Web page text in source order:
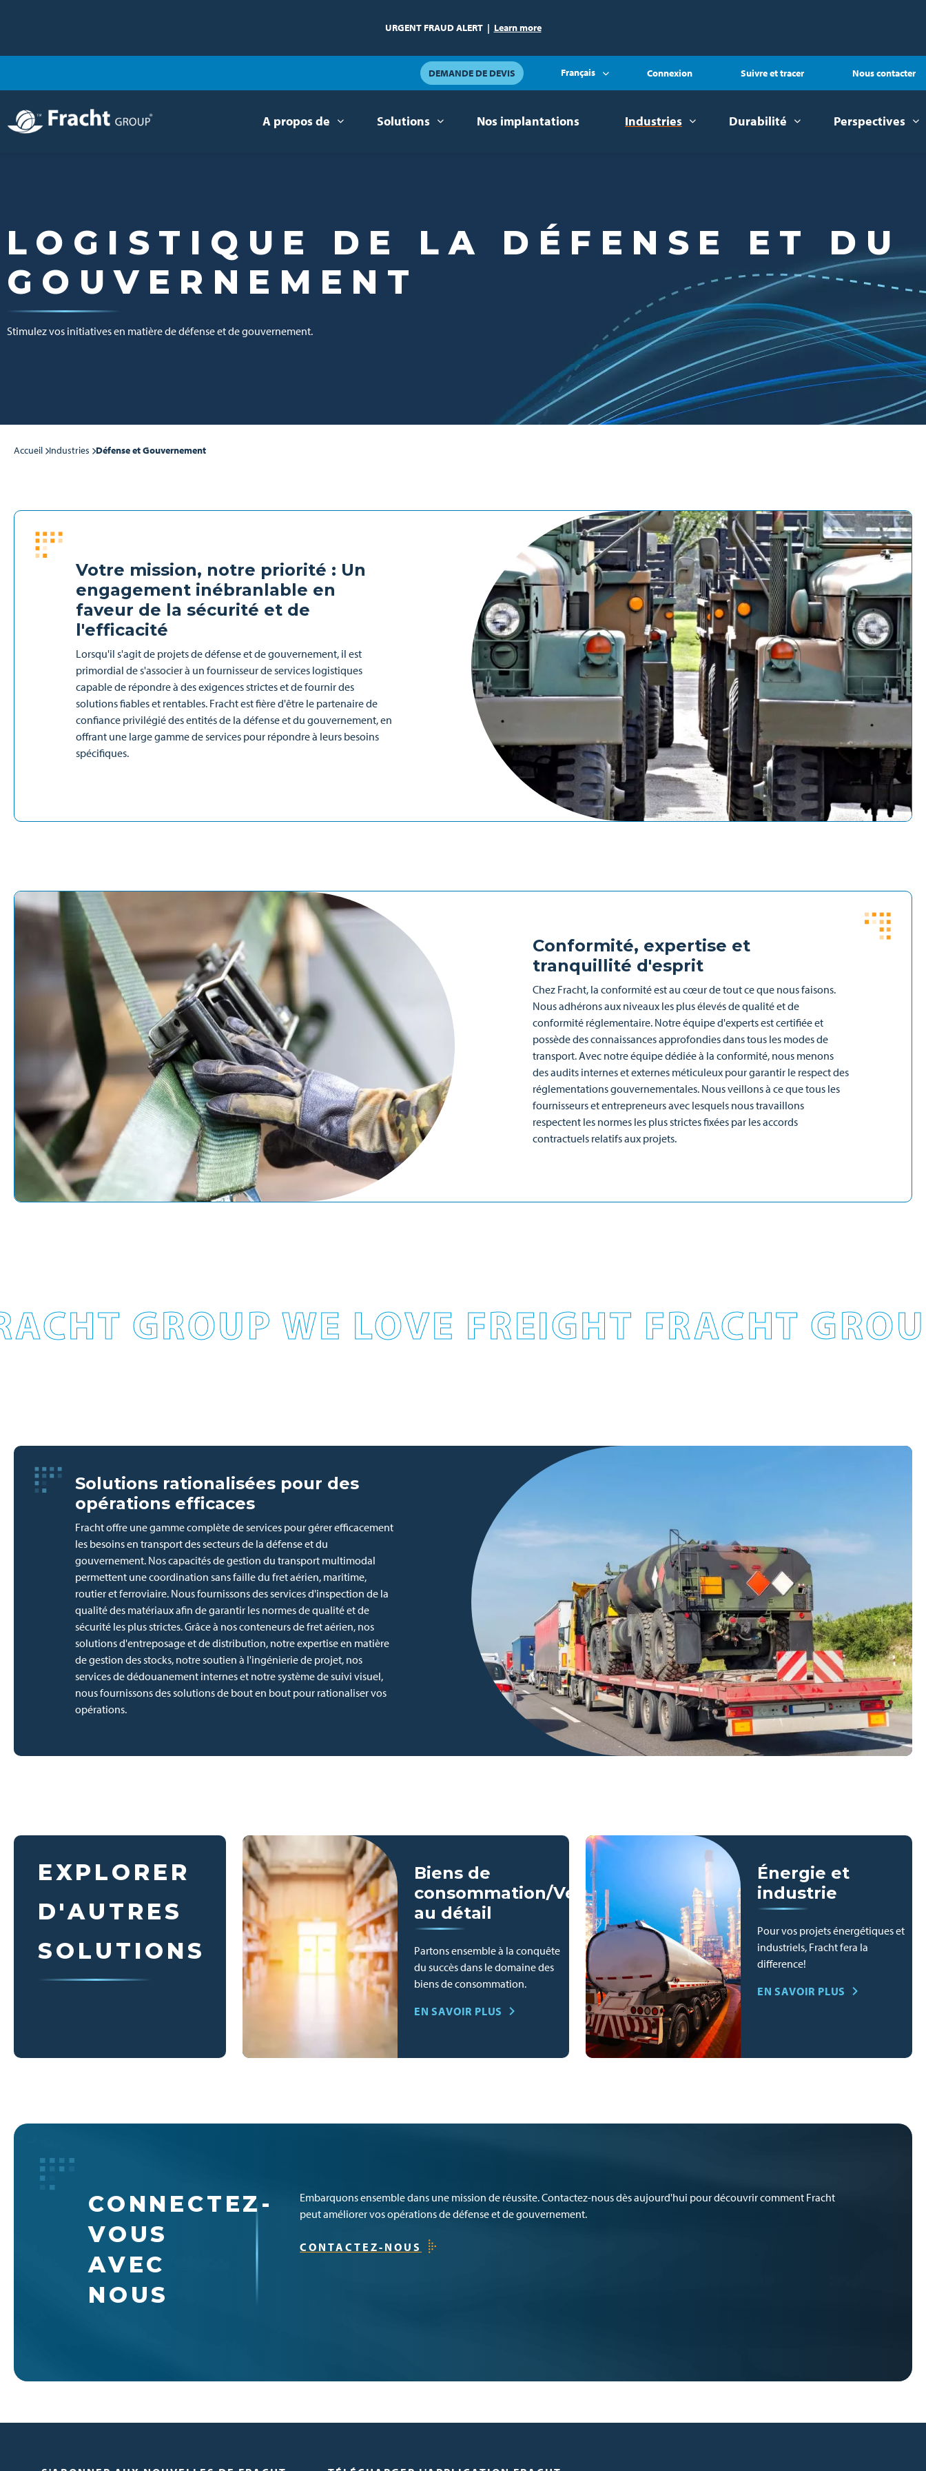
URGENT FRAUD ALERT | Learn more
DEMANDE DE DEVIS Français Connexion Suivre et tracer Nous contacter
A propos de Solutions Nos implantations Industries Durabilité Perspectives
LOGISTIQUE DE LA DÉFENSE ET DU
GOUVERNEMENT
Stimulez vos initiatives en matière de défense et de gouvernement.
Accueil Industries Défense et Gouvernement
Votre mission, notre priorité : Un
engagement inébranlable en
faveur de la sécurité et de
l'efficacité
Lorsqu'il s'agit de projets de défense et de gouvernement, il est
primordial de s'associer à un fournisseur de services logistiques
capable de répondre à des exigences strictes et de fournir des
solutions fiables et rentables. Fracht est fière d'être le partenaire de
confiance privilégié des entités de la défense et du gouvernement, en
offrant une large gamme de services pour répondre à leurs besoins
spécifiques.
Conformité, expertise et
tranquillité d'esprit
Chez Fracht, la conformité est au cœur de tout ce que nous faisons.
Nous adhérons aux niveaux les plus élevés de qualité et de
conformité réglementaire. Notre équipe d'experts est certifiée et
possède des connaissances approfondies dans tous les modes de
transport. Avec notre équipe dédiée à la conformité, nous menons
des audits internes et externes méticuleux pour garantir le respect des
réglementations gouvernementales. Nous veillons à ce que tous les
fournisseurs et entrepreneurs avec lesquels nous travaillons
respectent les normes les plus strictes fixées par les accords
contractuels relatifs aux projets.
GROUP WE LOVE FREIGHT FRACHT
Solutions rationalisées pour des
opérations efficaces
Fracht offre une gamme complète de services pour gérer efficacement
les besoins en transport des secteurs de la défense et du
gouvernement. Nos capacités de gestion du transport multimodal
permettent une coordination sans faille du fret aérien, maritime,
routier et ferroviaire. Nous fournissons des services d'inspection de la
qualité des matériaux afin de garantir les normes de qualité et de
sécurité les plus strictes. Grâce à nos conteneurs de fret aérien, nos
solutions d'entreposage et de distribution, notre expertise en matière
de gestion des stocks, notre soutien à l'ingénierie de projet, nos
services de dédouanement internes et notre système de suivi visuel,
nous fournissons des solutions de bout en bout pour rationaliser vos
opérations.
EXPLORER
D'AUTRES
SOLUTIONS
Biens de
consommation/Vente
au détail
Partons ensemble à la conquête
du succès dans le domaine des
biens de consommation.
EN SAVOIR PLUS
Énergie et
industrie
Pour vos projets énergétiques et
industriels, Fracht fera la
difference!
EN SAVOIR PLUS
CONNECTEZ-
VOUS
AVEC
NOUS
Embarquons ensemble dans une mission de réussite. Contactez-nous dès aujourd'hui pour découvrir comment Fracht
peut améliorer vos opérations de défense et de gouvernement.
CONTACTEZ-NOUS